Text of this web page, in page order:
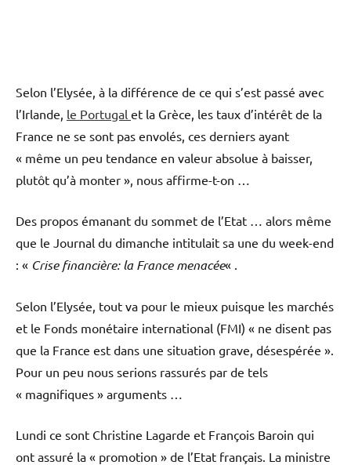
Selon l’Elysée, à la différence de ce qui s’est passé avec
l’Irlande, le Portugal et la Grèce, les taux d’intérêt de la
France ne se sont pas envolés, ces derniers ayant
« même un peu tendance en valeur absolue à baisser,
plutôt qu’à monter », nous affirme-t-on …
Des propos émanant du sommet de l’Etat … alors même
que le Journal du dimanche intitulait sa une du week-end
: « Crise financière: la France menacée« .
Selon l’Elysée, tout va pour le mieux puisque les marchés
et le Fonds monétaire international (FMI) « ne disent pas
que la France est dans une situation grave, désespérée ».
Pour un peu nous serions rassurés par de tels
« magnifiques » arguments …
Lundi ce sont Christine Lagarde et François Baroin qui
ont assuré la « promotion » de l’Etat français. La ministre